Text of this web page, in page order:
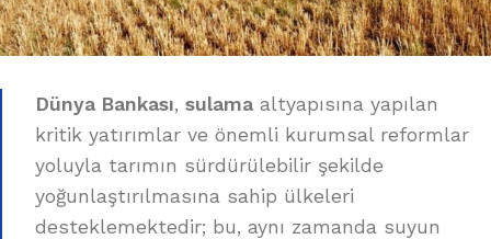
Dünya Bankası, sulama altyapısına yapılan
kritik yatırımlar ve önemli kurumsal reformlar
yoluyla tarımın sürdürülebilir şekilde
yoğunlaştırılmasına sahip ülkeleri
desteklemektedir; bu, aynı zamanda suyun